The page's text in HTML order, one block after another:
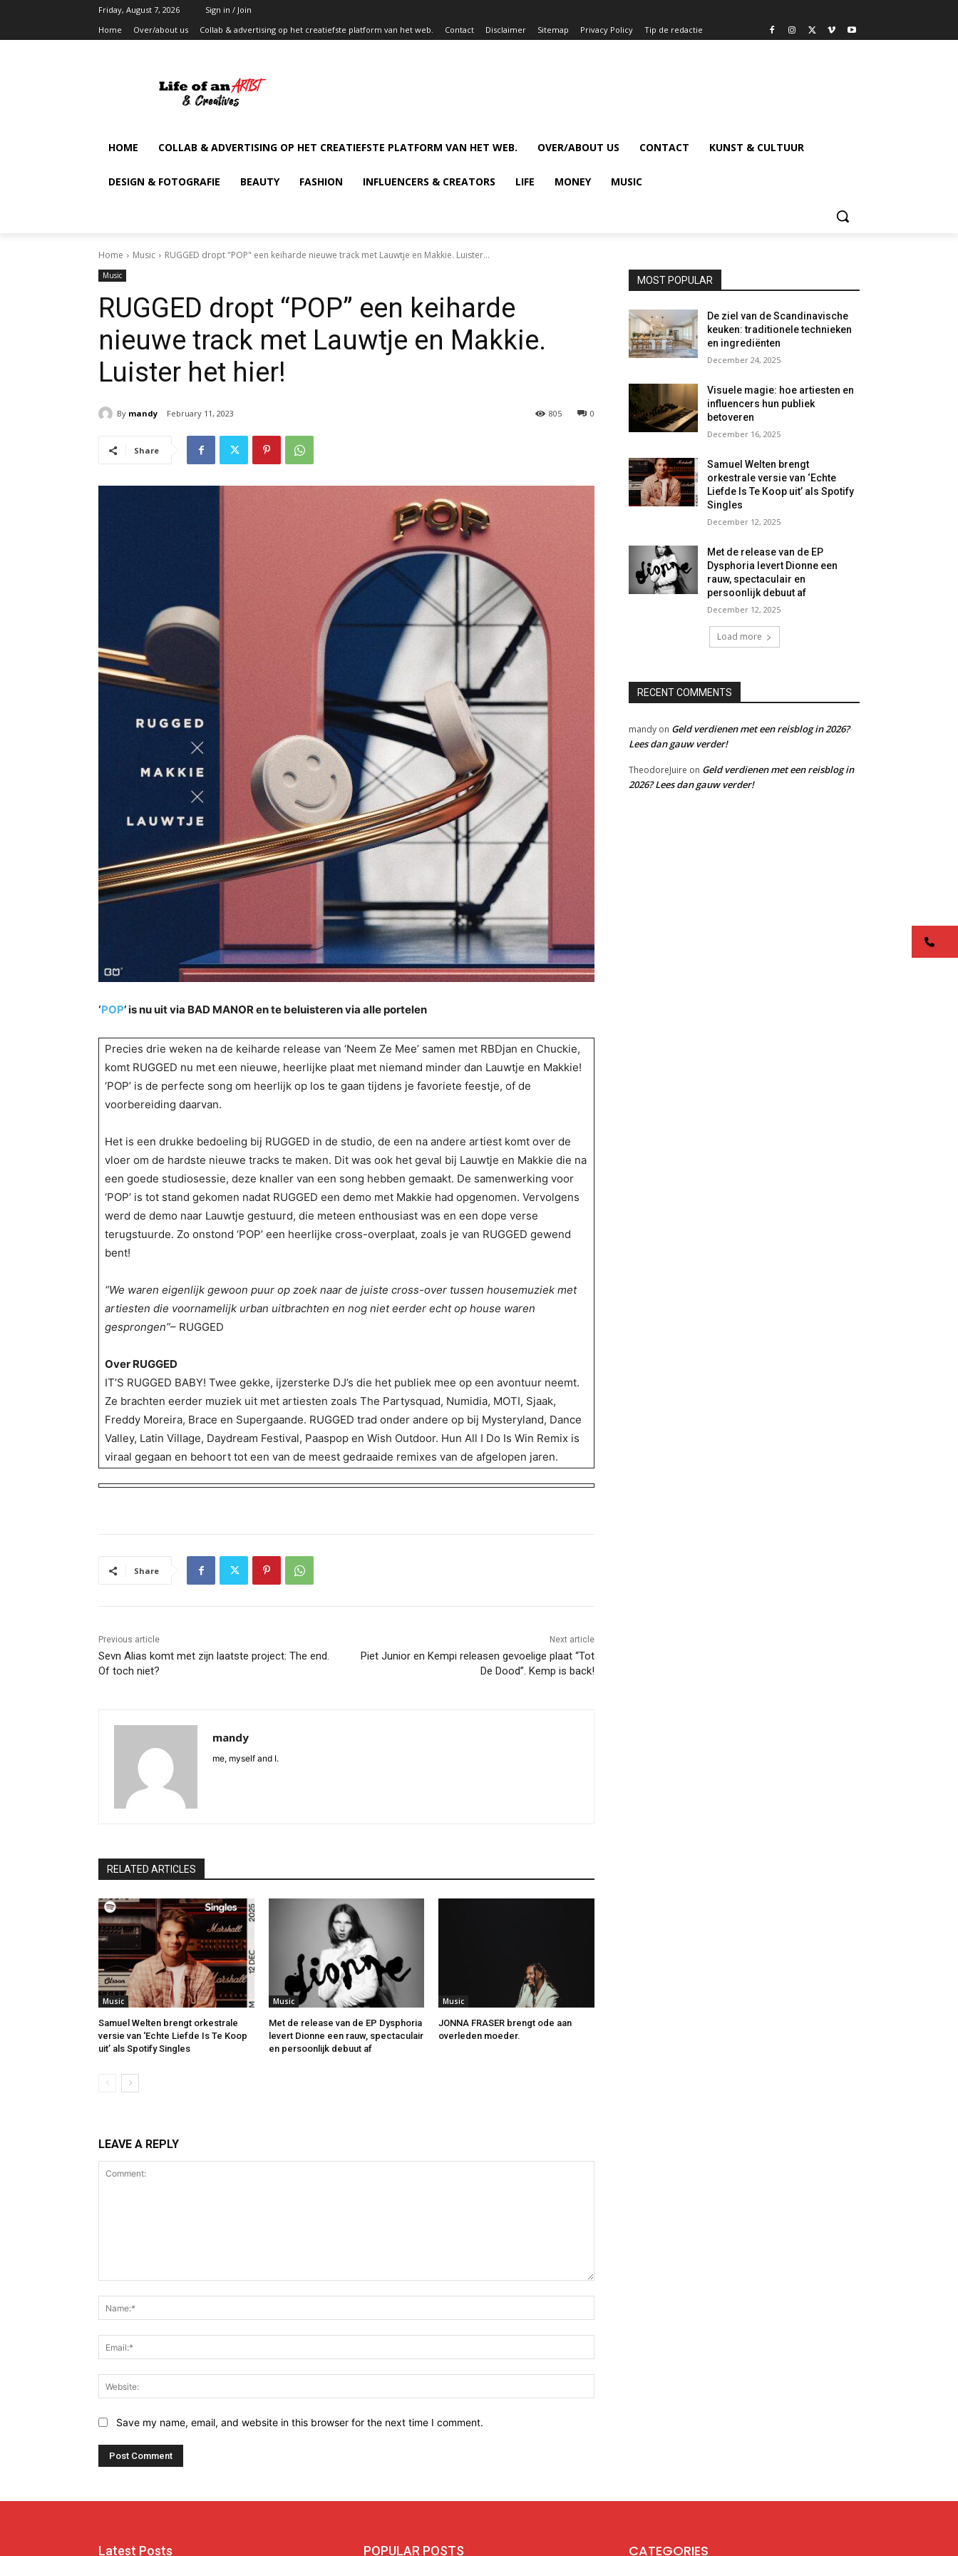
Friday, August 7, 2026
Sign in / Join
Home
Over/about us Collab & advertising op het creatiefste platform van het web. Contact Disclaimer Sitemap Privacy Policy Tip de redactie
HOME COLLAB & ADVERTISING OP HET CREATIEFSTE PLATFORM VAN HET WEB. OVER/ABOUT US CONTACT KUNST & CULTUUR
DESIGN & FOTOGRAFIE BEAUTY FASHION INFLUENCERS & CREATORS LIFE MONEY MUSIC
Home Music RUGGED dropt "POP" een keiharde nieuwe track met Lauwtje en Makkie. Luister...
Music
RUGGED dropt “POP” een keiharde
nieuwe track met Lauwtje en Makkie.
Luister het hier!
By mandy February 11, 2023 0
805
Share
‘POP’ is nu uit via BAD MANOR en te beluisteren via alle portelen
Precies drie weken na de keiharde release van ‘Neem Ze Mee’ samen met RBDjan en Chuckie,
komt RUGGED nu met een nieuwe, heerlijke plaat met niemand minder dan Lauwtje en Makkie!
‘POP’ is de perfecte song om heerlijk op los te gaan tijdens je favoriete feestje, of de
voorbereiding daarvan.
Het is een drukke bedoeling bij RUGGED in de studio, de een na andere artiest komt over de
vloer om de hardste nieuwe tracks te maken. Dit was ook het geval bij Lauwtje en Makkie die na
een goede studiosessie, deze knaller van een song hebben gemaakt. De samenwerking voor
‘POP’ is tot stand gekomen nadat RUGGED een demo met Makkie had opgenomen. Vervolgens
werd de demo naar Lauwtje gestuurd, die meteen enthousiast was en een dope verse
terugstuurde. Zo onstond ‘POP’ een heerlijke cross-overplaat, zoals je van RUGGED gewend
bent!
“We waren eigenlijk gewoon puur op zoek naar de juiste cross-over tussen housemuziek met
artiesten die voornamelijk urban uitbrachten en nog niet eerder echt op house waren
gesprongen”– RUGGED
Over RUGGED
IT’S RUGGED BABY! Twee gekke, ijzersterke DJ’s die het publiek mee op een avontuur neemt.
Ze brachten eerder muziek uit met artiesten zoals The Partysquad, Numidia, MOTI, Sjaak,
Freddy Moreira, Brace en Supergaande. RUGGED trad onder andere op bij Mysteryland, Dance
Valley, Latin Village, Daydream Festival, Paaspop en Wish Outdoor. Hun All I Do Is Win Remix is
viraal gegaan en behoort tot een van de meest gedraaide remixes van de afgelopen jaren.
Share
Previous article
Sevn Alias komt met zijn laatste project: The end.
Of toch niet?
Next article
Piet Junior en Kempi releasen gevoelige plaat “Tot
De Dood”. Kemp is back!
mandy
me, myself and I.
RELATED ARTICLES
Music
Samuel Welten brengt orkestrale
versie van ‘Echte Liefde Is Te Koop
uit’ als Spotify Singles
Music
Met de release van de EP Dysphoria
levert Dionne een rauw, spectaculair
en persoonlijk debuut af
Music
JONNA FRASER brengt ode aan
overleden moeder.
LEAVE A REPLY
Save my name, email, and website in this browser for the next time I comment.
MOST POPULAR
De ziel van de Scandinavische
keuken: traditionele technieken
en ingrediënten
December 24, 2025
Visuele magie: hoe artiesten en
influencers hun publiek
betoveren
December 16, 2025
Samuel Welten brengt
orkestrale versie van ‘Echte
Liefde Is Te Koop uit’ als Spotify
Singles
December 12, 2025
Met de release van de EP
Dysphoria levert Dionne een
rauw, spectaculair en
persoonlijk debuut af
December 12, 2025
Load more
RECENT COMMENTS
mandy on Geld verdienen met een reisblog in 2026?
Lees dan gauw verder!
TheodoreJuire on Geld verdienen met een reisblog in
2026? Lees dan gauw verder!
Latest Posts POPULAR POSTS CATEGORIES